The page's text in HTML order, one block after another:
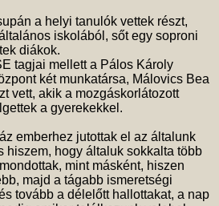
a helyi tanulók vettek részt,
iskolából, sőt egy soproni
diákok.
tagjai mellett a Pálos Károly
két munkatársa, Málovics Bea
vett, akik a mozgáskorlátozott
a gyerekekkel.
emberhez jutottak el az általunk
hiszem, hogy általuk sokkalta több
mint másként, hiszen
majd a tágabb ismeretségi
tovább a délelőtt hallottakat, a nap